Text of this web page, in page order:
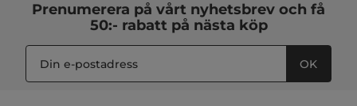
Prenumerera på vårt nyhetsbrev och få
50:- rabatt på nästa köp
OK